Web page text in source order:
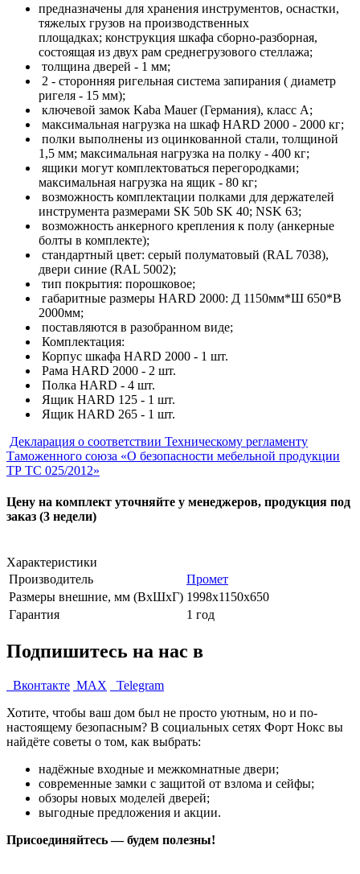
предназначены для хранения инструментов, оснастки,
тяжелых грузов на производственных
площадках; конструкция шкафа сборно-разборная,
состоящая из двух рам среднегрузового стеллажа;
толщина дверей - 1 мм;
2 - сторонняя ригельная система запирания ( диаметр
ригеля - 15 мм);
ключевой замок Kaba Mauer (Германия), класс А;
максимальная нагрузка на шкаф HARD 2000 - 2000 кг;
полки выполнены из оцинкованной стали, толщиной
1,5 мм; максимальная нагрузка на полку - 400 кг;
ящики могут комплектоваться перегородками;
максимальная нагрузка на ящик - 80 кг;
возможность комплектации полками для держателей
инструмента размерами SK 50b SK 40; NSK 63;
возможность анкерного крепления к полу (анкерные
болты в комплекте);
стандартный цвет: серый полуматовый (RAL 7038),
двери синие (RAL 5002);
тип покрытия: порошковое;
габаритные размеры HARD 2000: Д 1150мм*Ш 650*В
2000мм;
поставляются в разобранном виде;
Комплектация:
Корпус шкафа HARD 2000 - 1 шт.
Рама HARD 2000 - 2 шт.
Полка HARD - 4 шт.
Ящик HARD 125 - 1 шт.
Ящик HARD 265 - 1 шт.
Декларация о соответствии Техническому регламенту
Таможенного союза «О безопасности мебельной продукции
ТР ТС 025/2012»
Цену на комплект уточняйте у менеджеров, продукция под
заказ (3 недели)
Характеристики
Производитель
Промет
Размеры внешние, мм (ВхШхГ) 1998x1150x650
Гарантия
1 год
Подпишитесь на нас в
Вконтакте MAX
Telegram
Хотите, чтобы ваш дом был не просто уютным, но и по-
настоящему безопасным? В социальных сетях Форт Нокс вы
найдёте советы о том, как выбрать:
надёжные входные и межкомнатные двери;
современные замки с защитой от взлома и сейфы;
обзоры новых моделей дверей;
выгодные предложения и акции.
Присоединяйтесь — будем полезны!